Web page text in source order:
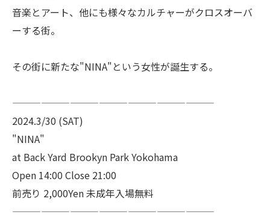
音楽とアート、他にも様々なカルチャーがクロスオーバ
ーする街。
その街に新たな"NINA"という女性が誕生する。
—————————————————————
2024.3/30 (SAT)
"NINA"
at Back Yard Brookyn Park Yokohama
Open 14:00 Close 21:00
前売り 2,000Yen 未成年入場無料
—————————————————————